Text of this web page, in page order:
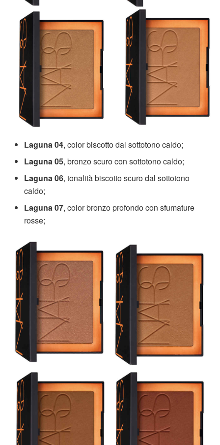
Laguna 04, color biscotto dal sottotono caldo;
Laguna 05, bronzo scuro con sottotono caldo;
Laguna 06, tonalità biscotto scuro dal sottotono
caldo;
Laguna 07, color bronzo profondo con sfumature
rosse;